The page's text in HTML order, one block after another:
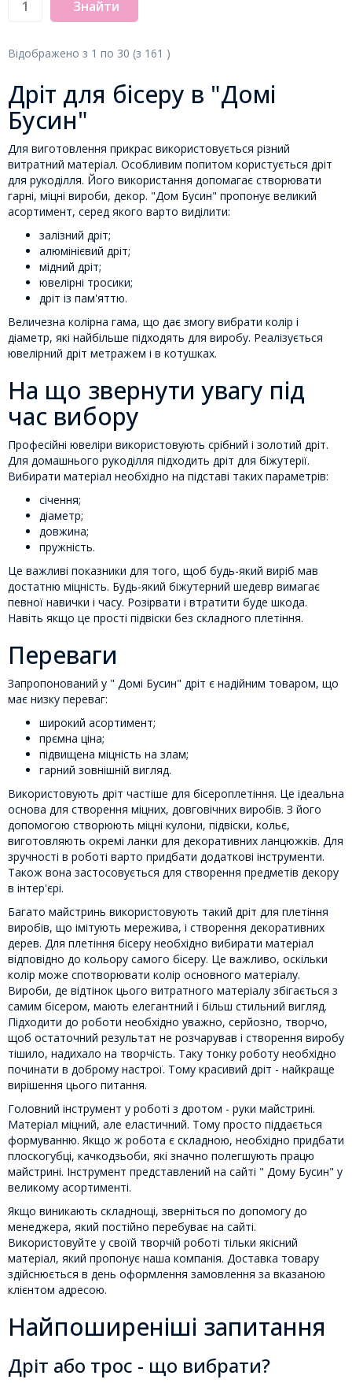
Знайти
Відображено з 1 по 30 (з 161 )
Дріт для бісеру в "Домі
Бусин"
Для виготовлення прикрас використовується різний
витратний матеріал. Особливим попитом користується дріт
для рукоділля. Його використання допомагає створювати
гарні, міцні вироби, декор. "Дом Бусин" пропонує великий
асортимент, серед якого варто виділити:
залізний дріт;
алюмінієвий дріт;
мідний дріт;
ювелірні тросики;
дріт із пам'яттю.
Величезна колірна гама, що дає змогу вибрати колір і
діаметр, які найбільше підходять для виробу. Реалізується
ювелірний дріт метражем і в котушках.
На що звернути увагу під
час вибору
Професійні ювеліри використовують срібний і золотий дріт.
Для домашнього рукоділля підходить дріт для біжутерії.
Вибирати матеріал необхідно на підставі таких параметрів:
січення;
діаметр;
довжина;
пружність.
Це важливі показники для того, щоб будь-який виріб мав
достатню міцність. Будь-який біжутерний шедевр вимагає
певної навички і часу. Розірвати і втратити буде шкода.
Навіть якщо це прості підвіски без складного плетіння.
Переваги
Запропонований у " Домі Бусин" дріт є надійним товаром, що
має низку переваг:
широкий асортимент;
прємна ціна;
підвищена міцність на злам;
гарний зовнішній вигляд.
Використовують дріт частіше для бісероплетіння. Це ідеальна
основа для створення міцних, довговічних виробів. З його
допомогою створюють міцні кулони, підвіски, кольє,
виготовляють окремі ланки для декоративних ланцюжків. Для
зручності в роботі варто придбати додаткові інструменти.
Також вона застосовується для створення предметів декору
в інтер'єрі.
Багато майстринь використовують такий дріт для плетіння
виробів, що імітують мережива, і створення декоративних
дерев. Для плетіння бісеру необхідно вибирати матеріал
відповідно до кольору самого бісеру. Це важливо, оскільки
колір може спотворювати колір основного матеріалу.
Вироби, де відтінок цього витратного матеріалу збігається з
самим бісером, мають елегантний і більш стильний вигляд.
Підходити до роботи необхідно уважно, серйозно, творчо,
щоб остаточний результат не розчарував і створення виробу
тішило, надихало на творчість. Таку тонку роботу необхідно
починати в доброму настрої. Тому красивий дріт - найкраще
вирішення цього питання.
Головний інструмент у роботі з дротом - руки майстрині.
Матеріал міцний, але еластичний. Тому просто піддається
формуванню. Якщо ж робота є складною, необхідно придбати
плоскогубці, качкодзьоби, які значно полегшують працю
майстрині. Інструмент представлений на сайті " Дому Бусин" у
великому асортименті.
Якщо виникають складнощі, зверніться по допомогу до
менеджера, який постійно перебуває на сайті.
Використовуйте у своїй творчій роботі тільки якісний
матеріал, який пропонує наша компанія. Доставка товару
здійснюється в день оформлення замовлення за вказаною
клієнтом адресою.
Найпоширеніші запитання
Дріт або трос - що вибрати?